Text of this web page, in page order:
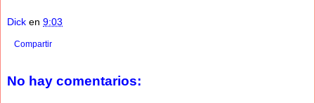
Dick en 9:03
Compartir
No hay comentarios: